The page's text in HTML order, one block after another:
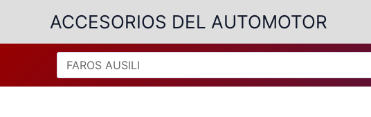
contenido
ACCESORIOS DEL AUTOMOTOR